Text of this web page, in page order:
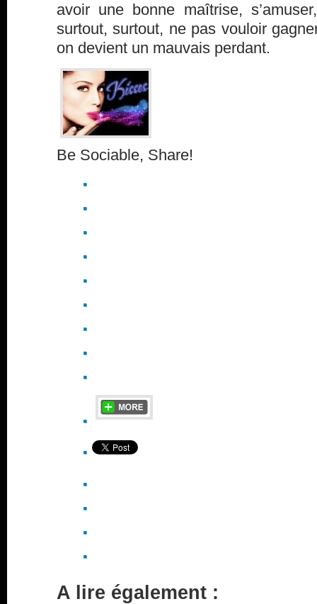
avoir une bonne maîtrise,
surtout, surtout, ne pas vouloir
on devient un mauvais perdant.
Be Sociable, Share!
A lire également :